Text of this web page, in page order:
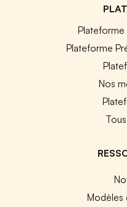
Plateforme
Nos
Modèles